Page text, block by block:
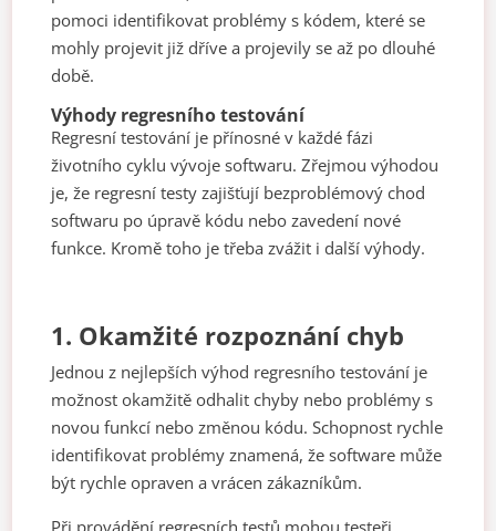
pomoci identifikovat problémy s kódem, které se
mohly projevit již dříve a projevily se až po dlouhé
době.
Výhody regresního testování
Regresní testování je přínosné v každé fázi
životního cyklu vývoje softwaru. Zřejmou výhodou
je, že regresní testy zajišťují bezproblémový chod
softwaru po úpravě kódu nebo zavedení nové
funkce. Kromě toho je třeba zvážit i další výhody.
1. Okamžité rozpoznání chyb
Jednou z nejlepších výhod regresního testování je
možnost okamžitě odhalit chyby nebo problémy s
novou funkcí nebo změnou kódu. Schopnost rychle
identifikovat problémy znamená, že software může
být rychle opraven a vrácen zákazníkům.